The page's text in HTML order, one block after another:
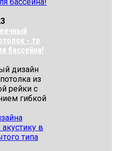
- то
бассейна!
дизайн
из
рейки с
гибкой